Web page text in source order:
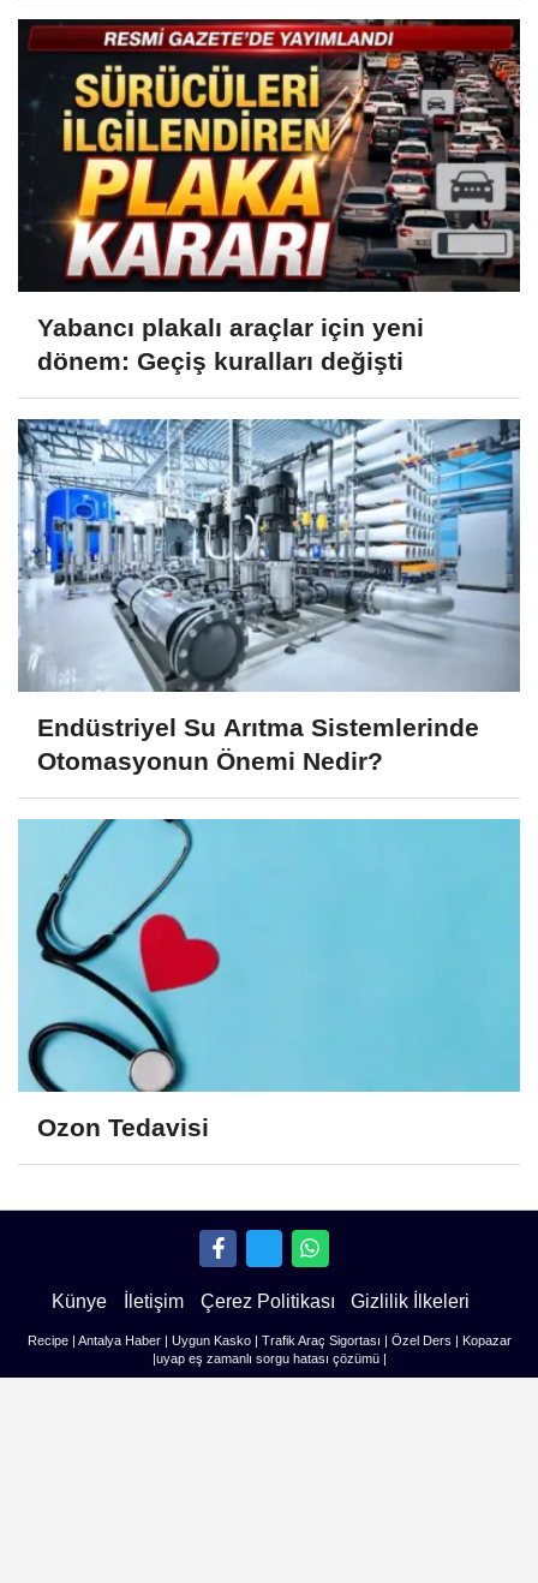
Yabancı plakalı araçlar için yeni
dönem: Geçiş kuralları değişti
Endüstriyel Su Arıtma Sistemlerinde
Otomasyonun Önemi Nedir?
Ozon Tedavisi
Künye İletişim Çerez Politikası Gizlilik İlkeleri
Recipe| Antalya Haber| Uygun Kasko| Trafik Araç Sigortası Özel Ders
Kopazar
uyap eş zamanlı sorgu hatası çözümü|